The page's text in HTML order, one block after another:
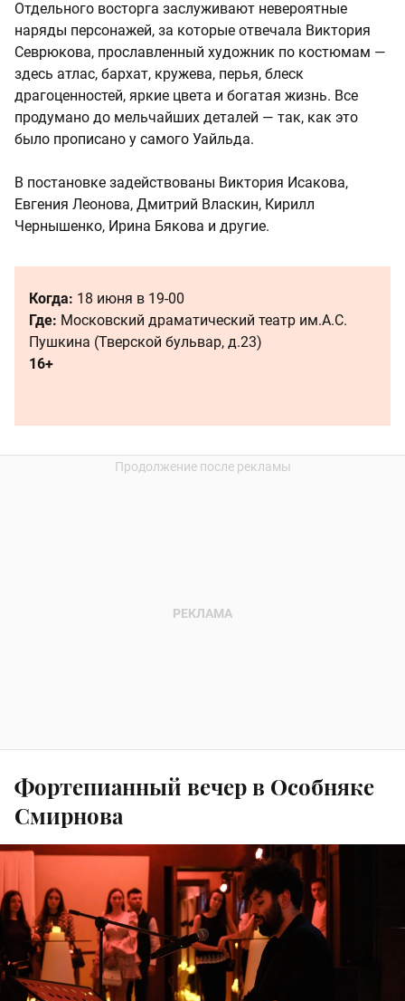
Отдельного восторга заслуживают невероятные
наряды персонажей, за которые отвечала Виктория
Севрюкова, прославленный художник по костюмам —
здесь атлас, бархат, кружева, перья, блеск
драгоценностей, яркие цвета и богатая жизнь. Все
продумано до мельчайших деталей — так, как это
было прописано у самого Уайльда.
В постановке задействованы Виктория Исакова,
Евгения Леонова, Дмитрий Власкин, Кирилл
Чернышенко, Ирина Бякова и другие.
Когда: 18 июня в 19-00
Где: Московский драматический театр им.А.С.
Пушкина (Тверской бульвар, д.23)
16+
Фортепианный вечер в Особняке
Смирнова